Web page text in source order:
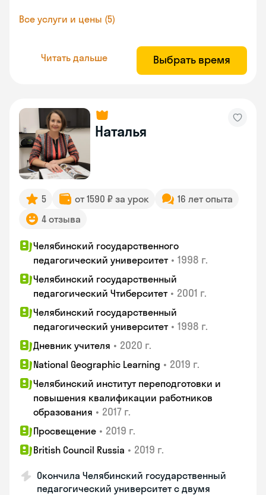
Все услуги и цены (5)
Читать дальше Выбрать время
Наталья
5 от 1590 ₽ за урок
16 лет опыта
4 отзыва
Челябинский государственного
педагогический университет • 1998 г.
Челябинский государственный
педагогический Чтиберситет • 2001 г.
Челябинский государственный
педагогический университет • 1998 г.
Дневник учителя • 2020 г.
National Geographic Learning • 2019 г.
Челябинский институт переподготовки и
повышения квалификации работников
образования • 2017 г.
Просвещение • 2019 г.
British Council Russia • 2019 г.
Окончила Челябинский государственный
педагогический университет с двумя